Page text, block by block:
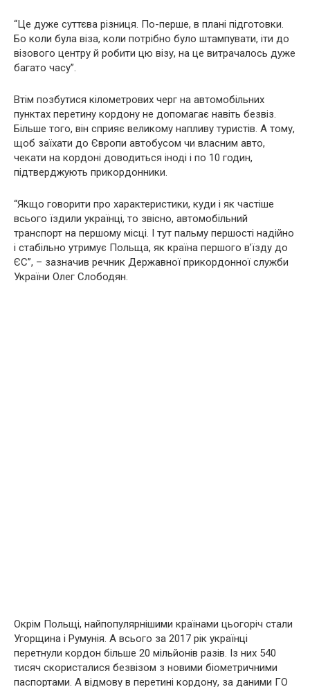
“Це дуже суттєва різниця. По-перше, в плані підготовки.
Бо коли була віза, коли потрібно було штампувати, іти до
візового центру й робити цю візу, на це витрачалось дуже
багато часу”.
Втім позбутися кілометрових черг на автомобільних
пунктах перетину кордону не допомагає навіть безвіз.
Більше того, він сприяє великому напливу туристів. А тому,
щоб заїхати до Європи автобусом чи власним авто,
чекати на кордоні доводиться іноді і по 10 годин,
підтверджують прикордонники.
“Якщо говорити про характеристики, куди і як частіше
всього їздили українці, то звісно, автомобільний
транспорт на першому місці. І тут пальму першості надійно
і стабільно утримує Польща, як країна першого в’їзду до
ЄС”, – зазначив речник Державної прикордонної служби
України Олег Слободян.
Окрім Польщі, найпопулярнішими країнами цьогоріч стали
Угорщина і Румунія. А всього за 2017 рік українці
перетнули кордон більше 20 мільйонів разів. Із них 540
тисяч скористалися безвізом з новими біометричними
паспортами. А відмову в перетині кордону, за даними ГО